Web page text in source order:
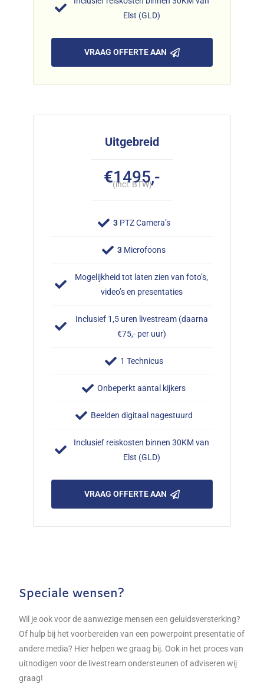
Elst (GLD)
VRAAG OFFERTE AAN
Uitgebreid
€1495,-
(incl. BTW)
3PTZ Camera’s
3 Microfoons
Mogelijkheid tot laten zien van foto’s,
video’s en presentaties
Inclusief 1,5 uren livestream (daarna
€75,- per uur)
1 Technicus
Onbeperkt aantal kijkers
Beelden digitaal nagestuurd
Inclusief reiskosten binnen 30KM van
Elst (GLD)
VRAAG OFFERTE AAN
Speciale wensen?
Wil je ook voor de aanwezige mensen een geluidsversterking?
Of hulp bij het voorbereiden van een powerpoint presentatie of
andere media? Hier helpen we graag bij. Ook in het proces van
uitnodigen voor de livestream ondersteunen of adviseren wij
graag!